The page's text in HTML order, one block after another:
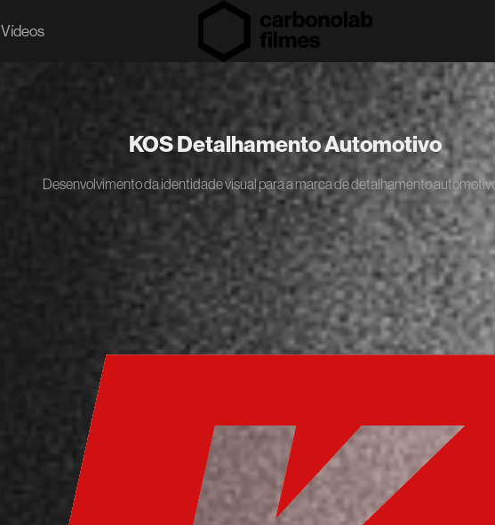
Vídeos
KOS Detalhamento Automotivo
Desenvolvimento da identidade visual para a marca de detalhamento